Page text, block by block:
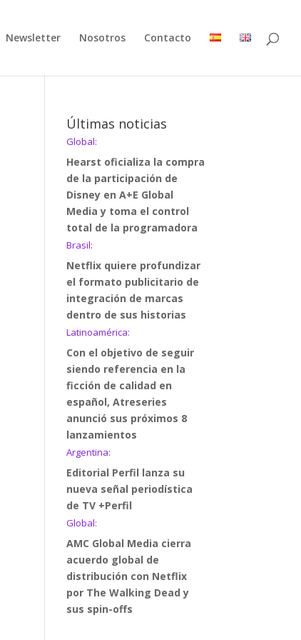
Newsletter Nosotros Contacto
Últimas noticias
Global:
Hearst oficializa la compra
de la participación de
Disney en A+E Global
Media y toma el control
total de la programadora
Brasil:
Netflix quiere profundizar
el formato publicitario de
integración de marcas
dentro de sus historias
Latinoamérica:
Con el objetivo de seguir
siendo referencia en la
ficción de calidad en
español, Atreseries
anunció sus próximos 8
lanzamientos
Argentina:
Editorial Perfil lanza su
nueva señal periodística
de TV +Perfil
Global:
AMC Global Media cierra
acuerdo global de
distribución con Netflix
por The Walking Dead y
sus spin-offs